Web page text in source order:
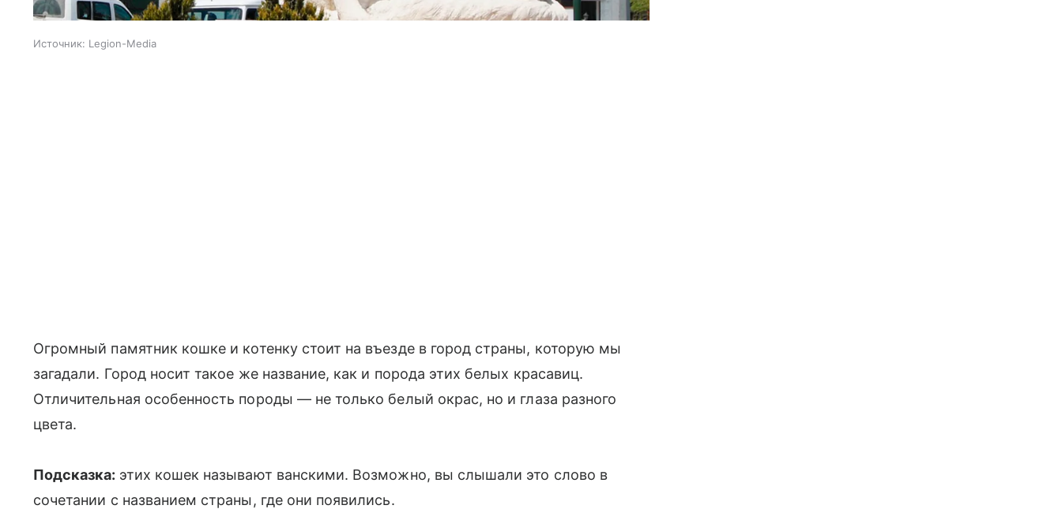
Источник: Legion-Media
Огромный памятник кошке и котенку стоит на въезде в город страны, которую мы
загадали. Город носит такое же название, как и порода этих белых красавиц.
Отличительная особенность породы — не только белый окрас, но и глаза разного
цвета.
Подсказка: этих кошек называют ванскими. Возможно, вы слышали это слово в
сочетании с названием страны, где они появились.